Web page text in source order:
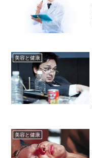
美容と健康
美容と健康